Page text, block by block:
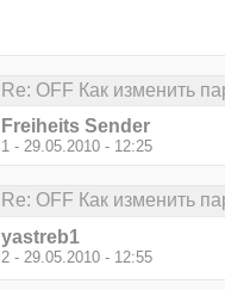
Re: OFF Как изменить
Freiheits Sender
1 - 29.05.2010 - 12:25
Re: OFF Как изменить
yastreb1
2 - 29.05.2010 - 12:55